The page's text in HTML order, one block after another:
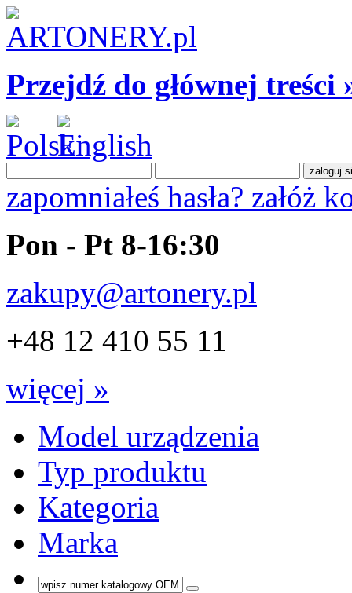
Przejdź do głównej treści
zapomniałeś hasła? załóż
Pon - Pt 8-16:30
zakupy@artonery.pl
+48 12 410 55 11
więcej »
Model urządzenia
Typ produktu
Kategoria
Marka